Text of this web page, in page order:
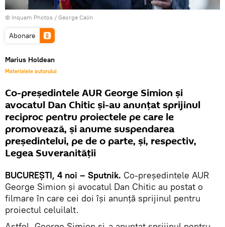
© Inquam Photos / George Calin
Abonare
Marius Holdean
Materialele autorului
Co-președintele AUR George Simion și
avocatul Dan Chitic și-au anunțat sprijinul
reciproc pentru proiectele pe care le
promovează, și anume suspendarea
președintelui, pe de o parte, și, respectiv,
Legea Suveranității
BUCUREȘTI, 4 noi – Sputnik. Co-președintele AUR
George Simion și avocatul Dan Chitic au postat o
filmare în care cei doi își anunță sprijinul pentru
proiectul celuilalt.